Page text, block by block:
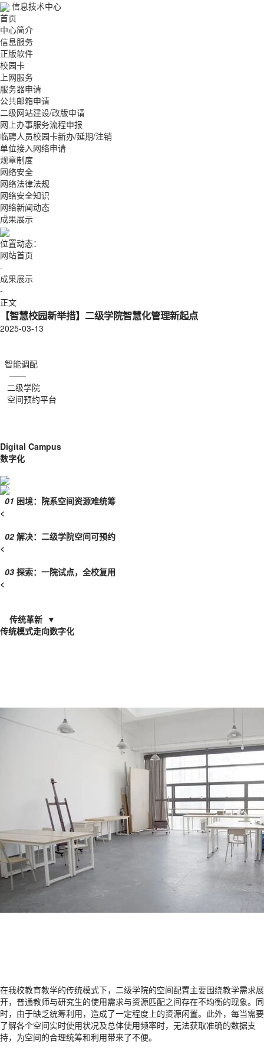
信息技术中心
首页
中心简介
信息服务
正版软件
校园卡
上网服务
服务器申请
公共邮箱申请
二级网站建设/改版申请
网上办事服务流程申报
临聘人员校园卡新办/延期/注销
单位接入网络申请
规章制度
网络安全
网络法律法规
网络安全知识
网络新闻动态
成果展示
位置动态：
网站首页
-
成果展示
-
正文
【智慧校园新举措】二级学院智慧化管理新起点
2025-03-13
智能调配
——
二级学院
空间预约平台
Digital Campus
数字化
01 困境： 院系空间资源难统筹
<
02解决：二级学院空间可预约
<
03 探索：一院试点，全校复用
<
传统革新 ▼
传统模式走向数字化
在我校教育教学的传统模式下，二级学院的空间配置主要围绕教学需求展
开，普通教师与研究生的使用需求与资源匹配之间存在不均衡的现象。同
时，由于缺乏统筹利用，造成了一定程度上的资源闲置。此外，每当需要
了解各个空间实时使用状况及总体使用频率时，无法获取准确的数据支
持，为空间的合理统筹和利用带来了不便。